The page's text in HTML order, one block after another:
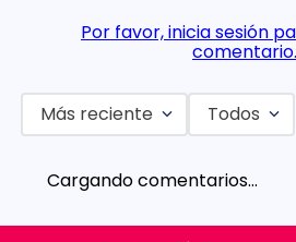
Por favor, inicia sesión
comentario.
Más reciente Todos
Cargando comentarios…